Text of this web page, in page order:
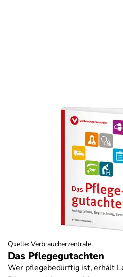
Das Pflegegutachten
Wer pflegebedürftig ist, erhält
Quelle: Verbraucherzentrale